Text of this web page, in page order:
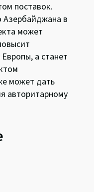
поставок.
в
может
а станет
может дать
авторитарному